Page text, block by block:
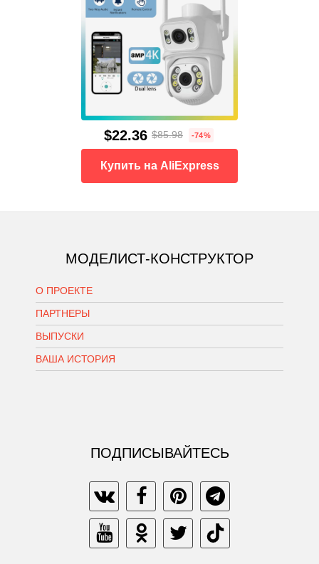
$22.36 $85.98 -74%
Купить на AliExpress
МОДЕЛИСТ-КОНСТРУКТОР
О ПРОЕКТЕ
ПАРТНЕРЫ
ВЫПУСКИ
ВАША ИСТОРИЯ
ПОДПИСЫВАЙТЕСЬ